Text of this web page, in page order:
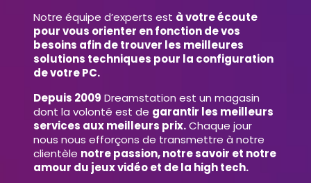
Notre équipe d’experts est à votre écoute
pour vous orienter en fonction de vos
besoins afin de trouver les meilleures
solutions techniques pour la configuration
de votre PC.
Depuis 2009 Dreamstation est un magasin
dont la volonté est de garantir les meilleurs
services aux meilleurs prix.Chaque jour
nous nous efforçons de transmettre à notre
clientèle notre passion, notre savoir et notre
amour du jeux vidéo et de la high tech.